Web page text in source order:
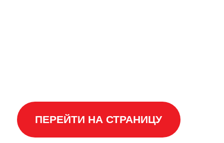
ПЕРЕЙТИ НА СТРАНИЦУ